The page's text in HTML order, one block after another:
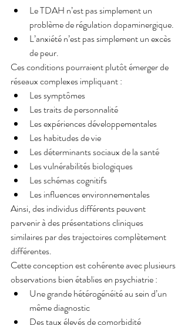
Le TDAH n’est pas simplement un
problème de régulation dopaminergique.
L’anxiété n’est pas simplement un excès
de peur.
Ces conditions pourraient plutôt émerger de
réseaux complexes impliquant :
Les symptômes
Les traits de personnalité
Les expériences développementales
Les habitudes de vie
Les déterminants sociaux de la santé
Les vulnérabilités biologiques
Les schémas cognitifs
Les influences environnementales
Ainsi, des individus différents peuvent
parvenir à des présentations cliniques
similaires par des trajectoires complètement
différentes.
Cette conception est cohérente avec plusieurs
observations bien établies en psychiatrie :
Une grande hétérogénéité au sein d’un
même diagnostic
Des taux élevés de comorbidité